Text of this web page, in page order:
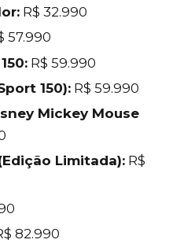
R$ 32.990
57.990
R$ 59.990
150): R$ 59.990
Mickey Mouse
Limitada): R$
82.990